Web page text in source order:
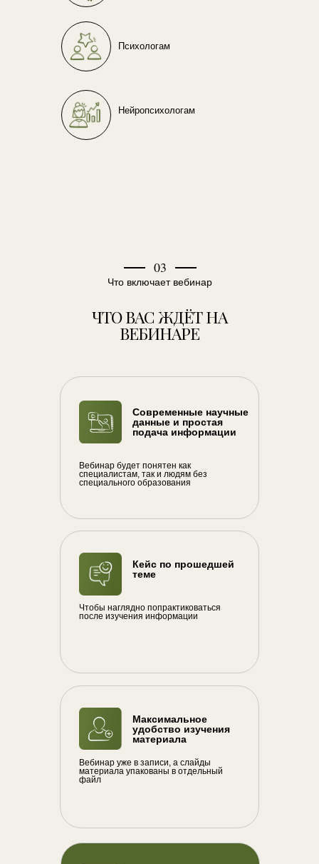
Психологам
Нейропсихологам
ЧТО ВАС ЖДЁТ НА
ВЕБИНАРЕ
03
Что включает вебинар
Вебинар уже в записи, а слайды
материала упакованы в отдельный
файл
Максимальное
удобство изучения
материала
Чтобы наглядно попрактиковаться
после изучения информации
Кейс по прошедшей
теме
Вебинар будет понятен как
специалистам, так и людям без
специального образования
Современные научные
данные и простая
подача информации